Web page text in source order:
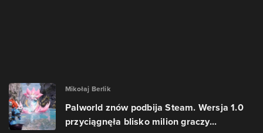
Mikołaj Berlik
Palworld znów podbija Steam. Wersja 1.0
przyciągnęła blisko milion graczy...